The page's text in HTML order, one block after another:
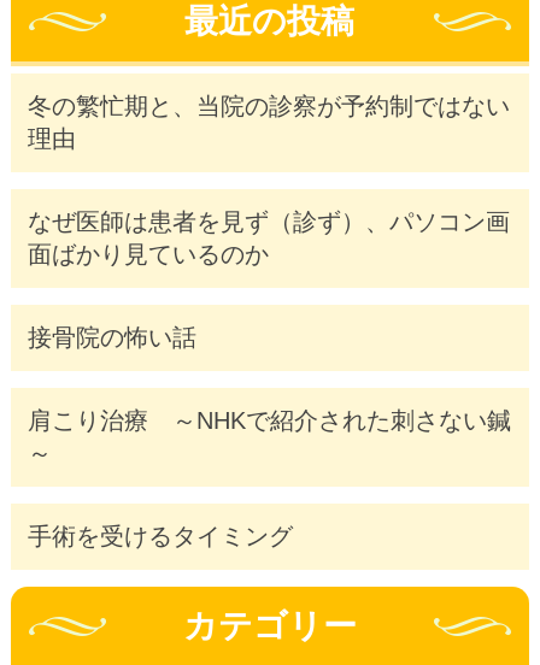
最近の投稿
冬の繁忙期と、当院の診察が予約制ではない
理由
なぜ医師は患者を見ず（診ず）、パソコン画
面ばかり見ているのか
接骨院の怖い話
肩こり治療 ～NHKで紹介された刺さない鍼
～
手術を受けるタイミング
カテゴリー